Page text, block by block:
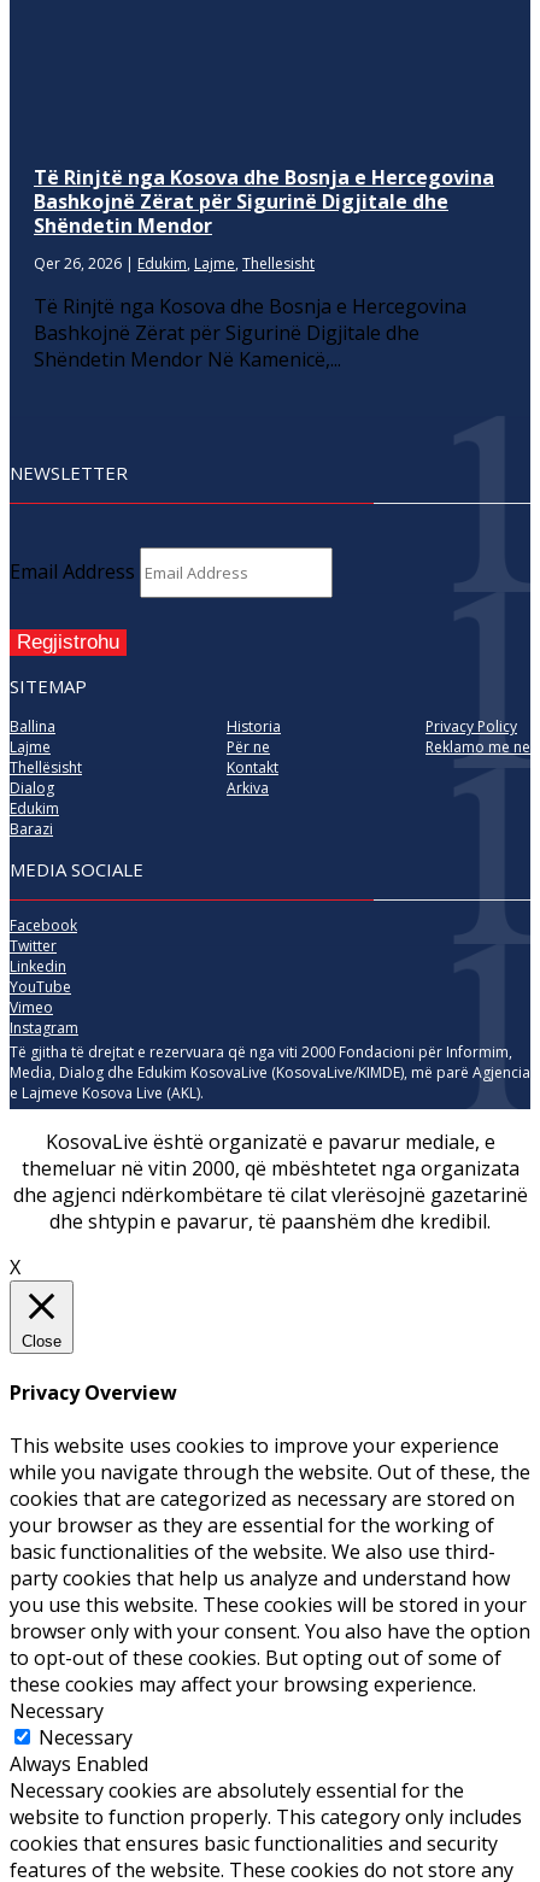
Të Rinjtë nga Kosova dhe Bosnja e Hercegovina
Bashkojnë Zërat për Sigurinë Digjitale dhe
Shëndetin Mendor
Qer 26, 2026 | Edukim, Lajme, Thellesisht
Të Rinjtë nga Kosova dhe Bosnja e Hercegovina
Bashkojnë Zërat për Sigurinë Digjitale dhe
Shëndetin Mendor Në Kamenicë,...
NEWSLETTER
Email Address
Regjistrohu
SITEMAP
Ballina
Lajme
Thellësisht
Dialog
Edukim
Barazi
Historia
Për ne
Kontakt
Arkiva
Privacy Policy
Reklamo me ne
MEDIA SOCIALE
Facebook
Twitter
Linkedin
YouTube
Vimeo
Instagram
Të gjitha të drejtat e rezervuara që nga viti 2000 Fondacioni për Informim,
Media, Dialog dhe Edukim KosovaLive (KosovaLive/KIMDE), më parë Agjencia
e Lajmeve Kosova Live (AKL).
KosovaLive është organizatë e pavarur mediale, e
themeluar në vitin 2000, që mbështetet nga organizata
dhe agjenci ndërkombëtare të cilat vlerësojnë gazetarinë
dhe shtypin e pavarur, të paanshëm dhe kredibil.
X
Close
Privacy Overview
This website uses cookies to improve your experience
while you navigate through the website. Out of these, the
cookies that are categorized as necessary are stored on
your browser as they are essential for the working of
basic functionalities of the website. We also use third-
party cookies that help us analyze and understand how
you use this website. These cookies will be stored in your
browser only with your consent. You also have the option
to opt-out of these cookies. But opting out of some of
these cookies may affect your browsing experience.
Necessary
Necessary
Always Enabled
Necessary cookies are absolutely essential for the
website to function properly. This category only includes
cookies that ensures basic functionalities and security
features of the website. These cookies do not store any